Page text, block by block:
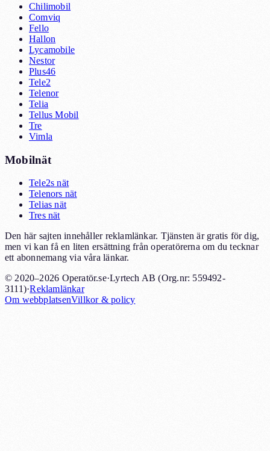
Chilimobil
Comviq
Fello
Hallon
Lycamobile
Nestor
Plus46
Tele2
Telenor
Telia
Tellus Mobil
Tre
Vimla
Mobilnät
Tele2s nät
Telenors nät
Telias nät
Tres nät
Den här sajten innehåller reklamlänkar. Tjänsten är gratis för dig,
men vi kan få en liten ersättning från operatörerna om du tecknar
ett abonnemang via våra länkar.
© 2020–2026 Operatör.se·Lyrtech AB (Org.nr: 559492-
3111)·Reklamlänkar
Om webbplatsenVillkor & policy